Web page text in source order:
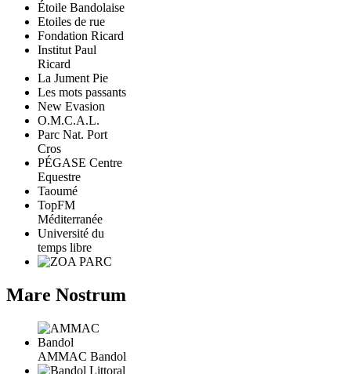
Étoile Bandolaise
Etoiles de rue
Fondation Ricard
Institut Paul
Ricard
La Jument Pie
Les mots passants
New Evasion
O.M.C.A.L.
Parc Nat. Port
Cros
PÉGASE Centre
Equestre
Taoumé
TopFM
Méditerranée
Université du
temps libre
Mare Nostrum
AMMAC Bandol